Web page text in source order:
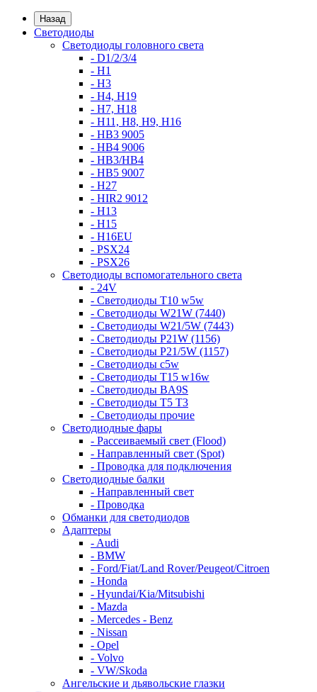
Назад
Светодиоды
Светодиоды головного света
- D1/2/3/4
- H1
- H3
- H4, H19
- H7, H18
- H11, H8, H9, H16
- HB3 9005
- HB4 9006
- HB3/HB4
- HB5 9007
- H27
- HIR2 9012
- H13
- H15
- H16EU
- PSX24
- PSX26
Светодиоды вспомогательного света
- 24V
- Светодиоды T10 w5w
- Светодиоды W21W (7440)
- Светодиоды W21/5W (7443)
- Светодиоды P21W (1156)
- Светодиоды P21/5W (1157)
- Светодиоды c5w
- Светодиоды T15 w16w
- Светодиоды BA9S
- Светодиоды T5 T3
- Светодиоды прочие
Светодиодные фары
- Рассеиваемый свет (Flood)
- Направленный свет (Spot)
- Проводка для подключения
Светодиодные балки
- Направленный свет
- Проводка
Обманки для светодиодов
Адаптеры
- Audi
- BMW
- Ford/Fiat/Land Rover/Peugeot/Citroen
- Honda
- Hyundai/Kia/Mitsubishi
- Mazda
- Mercedes - Benz
- Nissan
- Opel
- Volvo
- VW/Skoda
Ангельские и дьявольские глазки